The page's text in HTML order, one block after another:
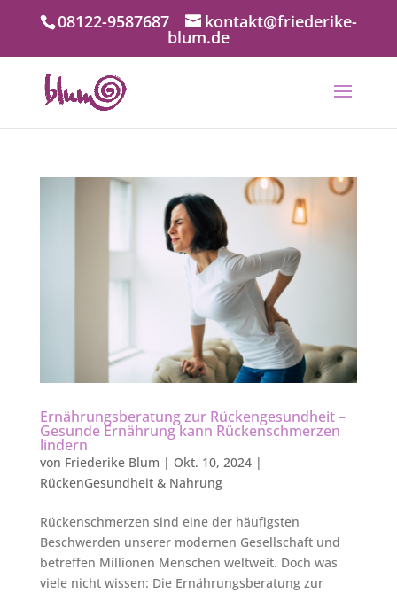
08122-9587687 kontakt@friederike-
blum.de
Ernährungsberatung zur Rückengesundheit –
Gesunde Ernährung kann Rückenschmerzen
lindern
von Friederike Blum | Okt. 10, 2024|
RückenGesundheit & Nahrung
Rückenschmerzen sind eine der häufigsten
Beschwerden unserer modernen Gesellschaft und
betreffen Millionen Menschen weltweit. Doch was
viele nicht wissen: Die Ernährungsberatung zur